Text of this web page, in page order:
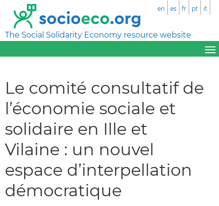
The Social Solidarity Economy resource website
en es fr pt it
Le comité consultatif de
l’économie sociale et
solidaire en Ille et
Vilaine : un nouvel
espace d’interpellation
démocratique